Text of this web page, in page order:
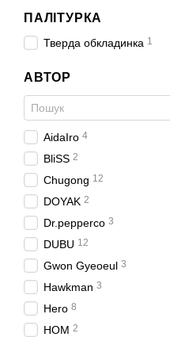
ПАЛІТУРКА
Тверда обкладинка 1
АВТОР
AidaIro 4
BliSS 2
Chugong 12
DOYAK 2
Dr.pepperco 3
DUBU 12
Gwon Gyeoeul 3
Hawkman 3
Hero 8
HOM 2